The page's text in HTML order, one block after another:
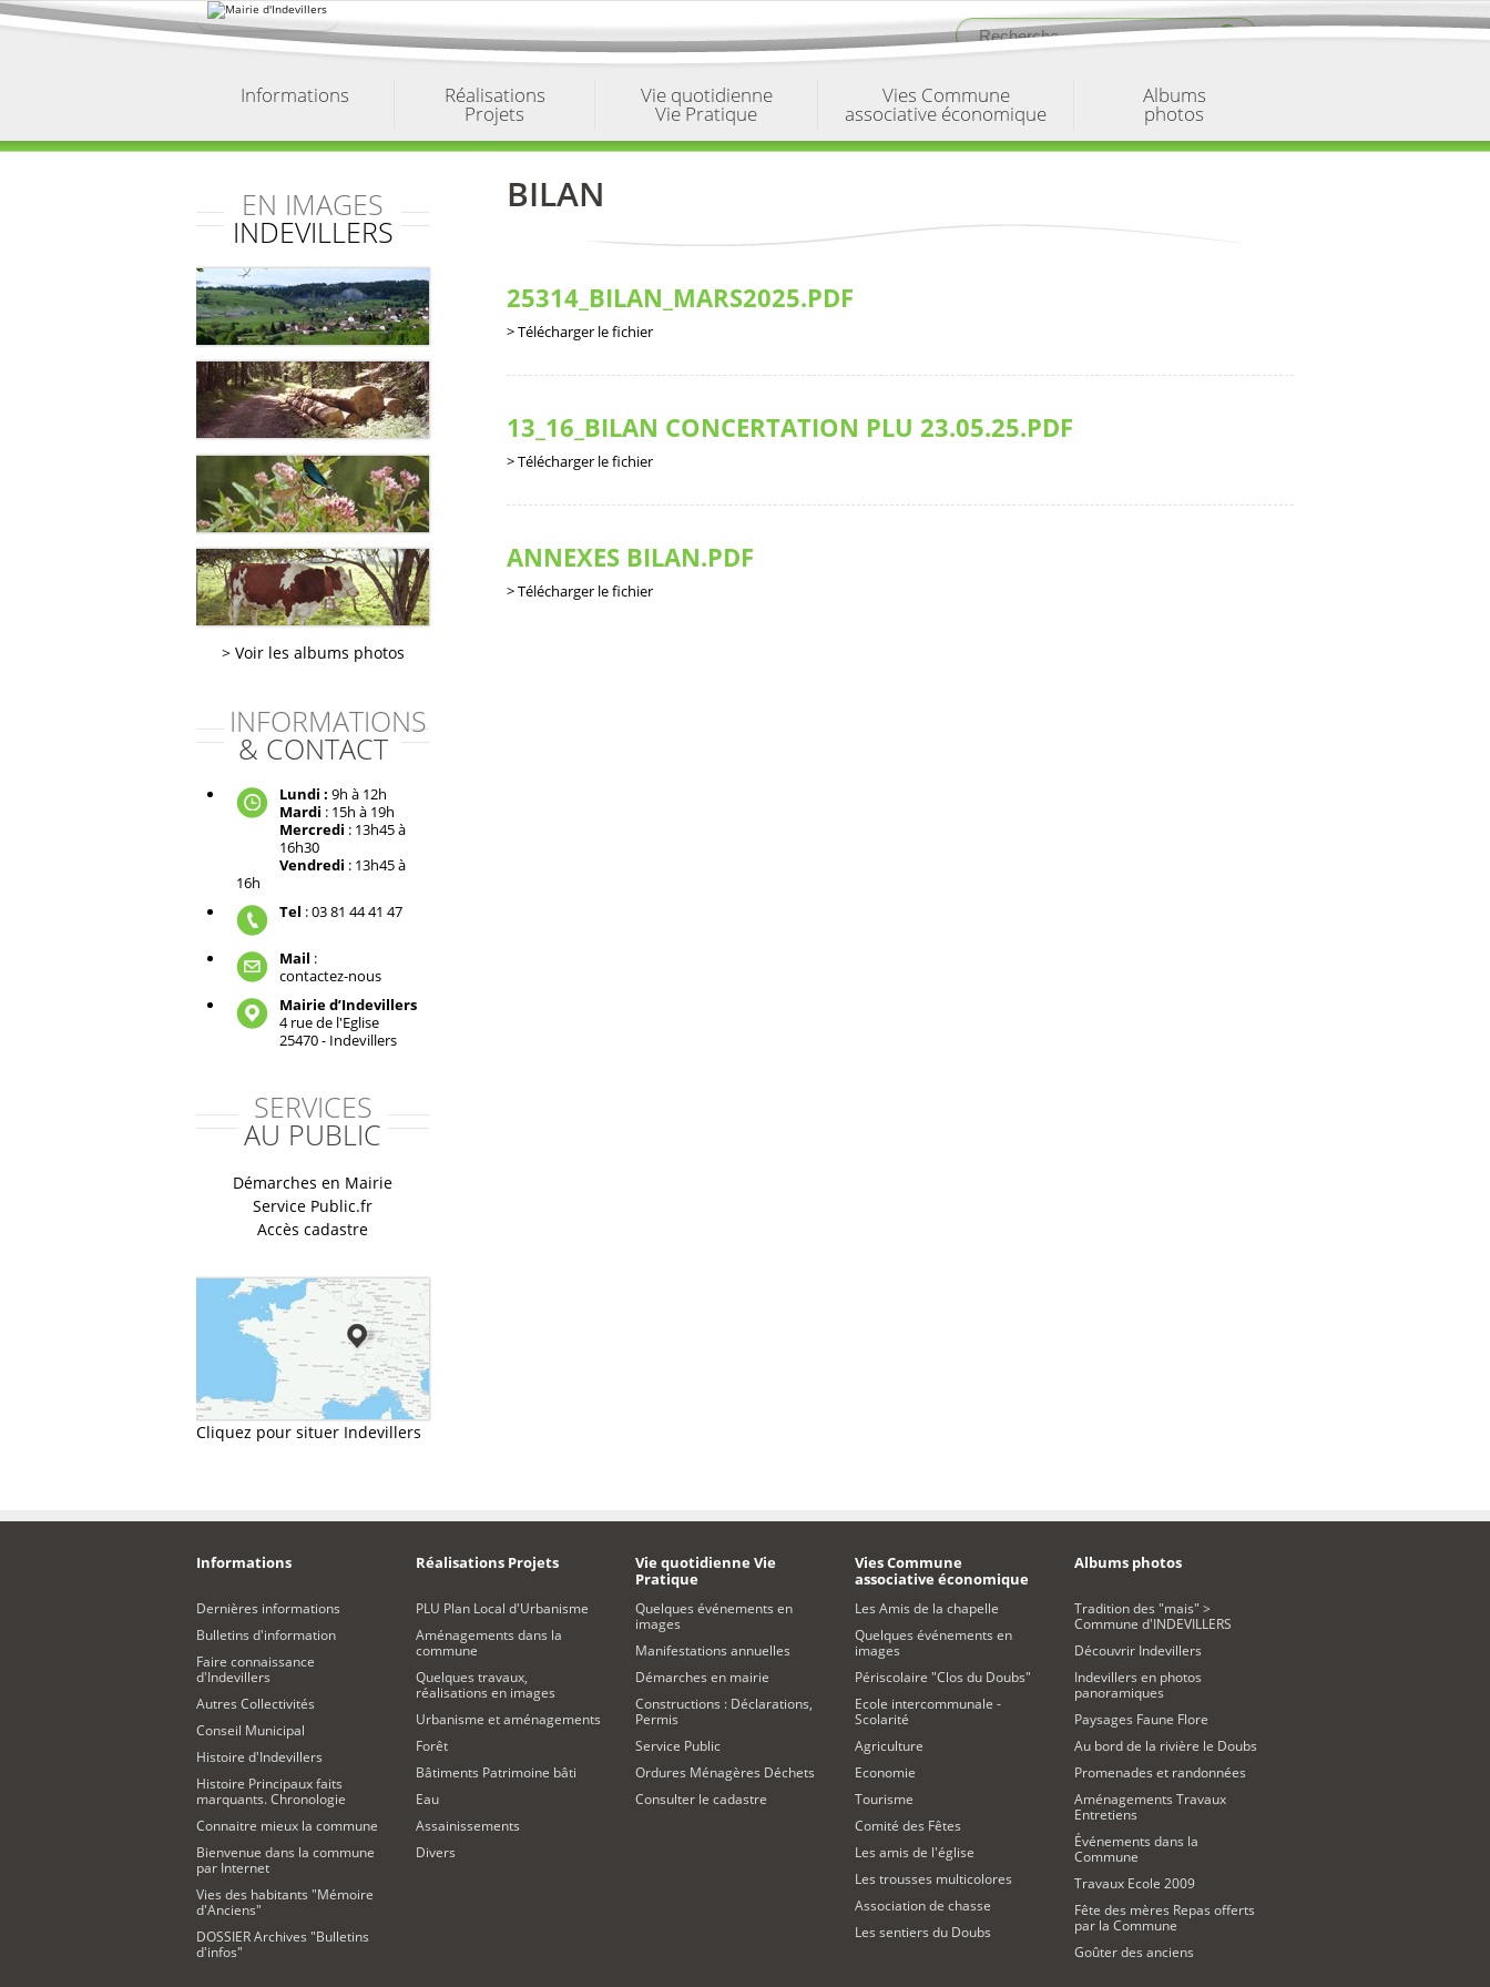
Aller
au
Informations Réalisations
Projets
Vie quotidienne
Vie Pratique
Vies Commune
associative économique
Albums
photos
EN IMAGES
INDEVILLERS
Voir les albums photos
INFORMATIONS
& CONTACT
Lundi : 9h à 12h
Mardi : 15h à 19h
Mercredi : 13h45 à
16h30
Vendredi : 13h45 à
16h
Tel : 03 81 44 41 47
Mail :
contactez-nous
Mairie d’Indevillers
4 rue de l'Eglise
25470 - Indevillers
SERVICES
AU PUBLIC
Démarches en Mairie
Service Public.fr
Accès cadastre
Cliquez pour situer Indevillers
BILAN
25314_BILAN_MARS2025.PDF
Télécharger le fichier
13_16_BILAN CONCERTATION PLU 23.05.25.PDF
Télécharger le fichier
ANNEXES BILAN.PDF
Télécharger le fichier
Informations
Dernières informations
Bulletins d'information
Faire connaissance
d'Indevillers
Autres Collectivités
Conseil Municipal
Histoire d'Indevillers
Histoire Principaux faits
marquants. Chronologie
Connaitre mieux la commune
Bienvenue dans la commune
par Internet
Vies des habitants "Mémoire
d'Anciens"
DOSSIER Archives "Bulletins
d'infos"
Réalisations Projets
PLU Plan Local d'Urbanisme
Aménagements dans la
commune
Quelques travaux,
réalisations en images
Urbanisme et aménagements
Forêt
Bâtiments Patrimoine bâti
Eau
Assainissements
Divers
Vie quotidienne Vie
Pratique
Quelques événements en
images
Manifestations annuelles
Démarches en mairie
Constructions : Déclarations,
Permis
Service Public
Ordures Ménagères Déchets
Consulter le cadastre
Vies Commune
associative économique
Les Amis de la chapelle
Quelques événements en
images
Périscolaire "Clos du Doubs"
Ecole intercommunale -
Scolarité
Agriculture
Economie
Tourisme
Comité des Fêtes
Les amis de l'église
Les trousses multicolores
Association de chasse
Les sentiers du Doubs
Albums photos
Tradition des "mais" >
Commune d'INDEVILLERS
Découvrir Indevillers
Indevillers en photos
panoramiques
Paysages Faune Flore
Au bord de la rivière le Doubs
Promenades et randonnées
Aménagements Travaux
Entretiens
Événements dans la
Commune
Travaux Ecole 2009
Fête des mères Repas offerts
par la Commune
Goûter des anciens